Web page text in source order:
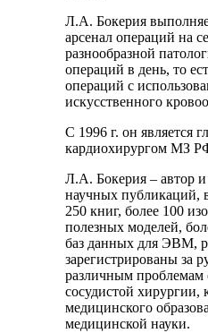
Л.А. Бокерия
арсенал операций на
разнообразной
операций в день, то
операций с
искусственного
С 1996 г. он является
кардиохирургом МЗ
Л.А. Бокерия – автор
научных публикаций,
250 книг, более 100
полезных моделей,
баз данных для ЭВМ,
зарегистрированы за
различным проблемам
сосудистой хирургии,
медицинского
медицинской науки.